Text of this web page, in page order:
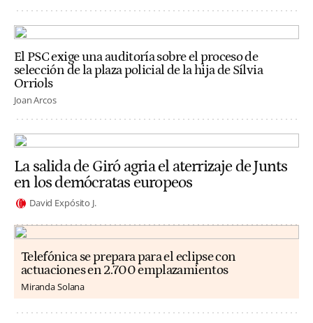
El PSC exige una auditoría sobre el proceso de
selección de la plaza policial de la hija de Sílvia
Orriols
Joan Arcos
La salida de Giró agria el aterrizaje de Junts
en los demócratas europeos
David Expósito J.
Telefónica se prepara para el eclipse con
actuaciones en 2.700 emplazamientos
Miranda Solana